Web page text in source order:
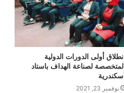
انطلاق أولى الدورات الدولية
المتخصصة لصناعة الهداف باستاد
أسكندرية
نوفمبر 23, 2021